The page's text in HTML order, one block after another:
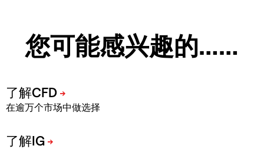
您可能感兴趣的……
在逾万个市场中做选择